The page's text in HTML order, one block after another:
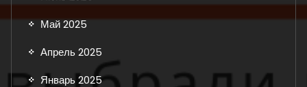
Май 2025
Апрель 2025
Январь 2025